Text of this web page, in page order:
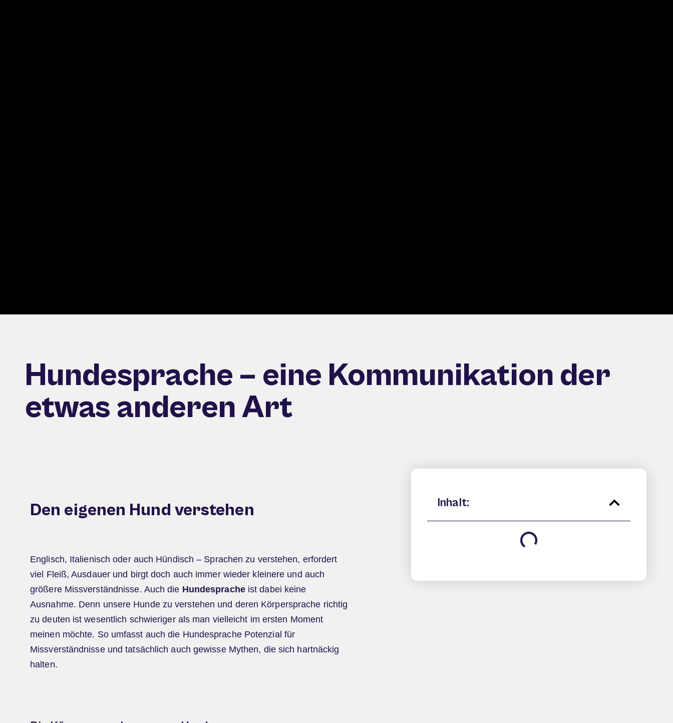
Hundesprache – eine Kommunikation der
etwas anderen Art
Den eigenen Hund verstehen
Englisch, Italienisch oder auch Hündisch – Sprachen zu verstehen, erfordert
viel Fleiß, Ausdauer und birgt doch auch immer wieder kleinere und auch
größere Missverständnisse. Auch die Hundespracheist dabei keine
Ausnahme. Denn unsere Hunde zu verstehen und deren Körpersprache richtig
zu deuten ist wesentlich schwieriger als man vielleicht im ersten Moment
meinen möchte. So umfasst auch die Hundesprache Potenzial für
Missverständnisse und tatsächlich auch gewisse Mythen, die sich hartnäckig
halten.
Inhalt: